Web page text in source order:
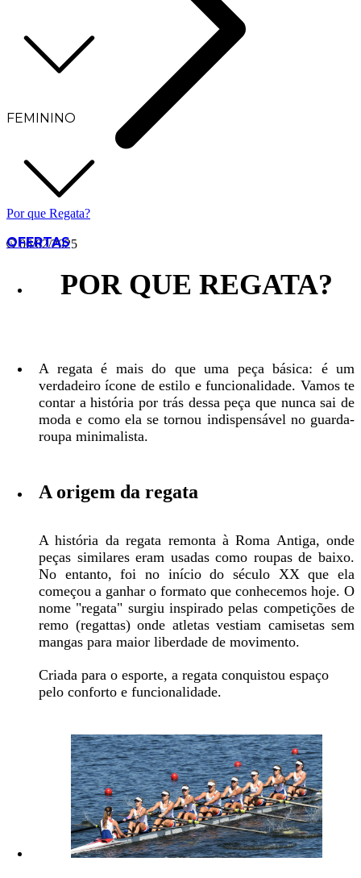
FEMININO
OFERTAS
Por que Regata?
06/02/2025
POR QUE REGATA?
A regata é mais do que uma peça básica: é um
verdadeiro ícone de estilo e funcionalidade. Vamos te
contar a história por trás dessa peça que nunca sai de
moda e como ela se tornou indispensável no guarda-
roupa minimalista.
A origem da regata
A história da regata remonta à Roma Antiga, onde
peças similares eram usadas como roupas de baixo.
No entanto, foi no início do século XX que ela
começou a ganhar o formato que conhecemos hoje. O
nome "regata" surgiu inspirado pelas competições de
remo (regattas) onde atletas vestiam camisetas sem
mangas para maior liberdade de movimento.
Criada para o esporte, a regata conquistou espaço
pelo conforto e funcionalidade.